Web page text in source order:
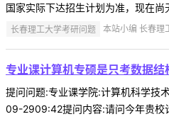
国家实际下达招生计划为准，现在
长春理工大学考研问题 本站小编 长春
专业课计算机专硕是只考数据结
提问问题:专业课学院:计算机科学
09-2909:42提问内容:请问今年贵校